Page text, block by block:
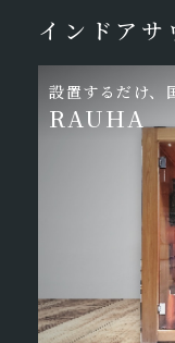
インドアサ
設置するだけ、
RAUHA